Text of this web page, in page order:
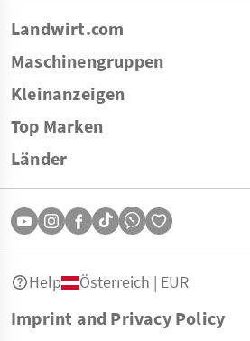
Landwirt.com
Maschinengruppen
Kleinanzeigen
Top Marken
Länder
Imprint and Privacy Policy
Help Österreich | EUR